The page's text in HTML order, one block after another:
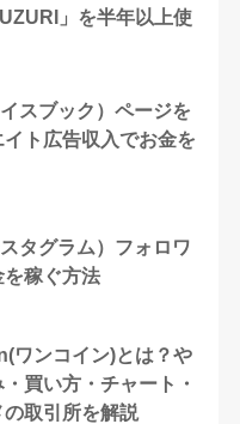
」を半年以上使
スブック）ページを
ト広告収入でお金を
タグラム）フォロワ
稼ぐ方法
ワンコイン)とは？や
買い方・チャート・
取引所を解説